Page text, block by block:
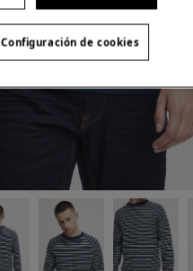
Configuración de cookies